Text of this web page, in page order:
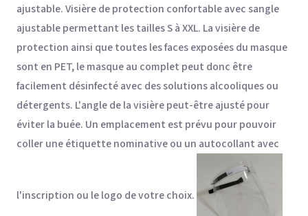
ajustable. Visière de protection confortable avec sangle
ajustable permettant les tailles S à XXL. La visière de
protection ainsi que toutes les faces exposées du masque
sont en PET, le masque au complet peut donc être
facilement désinfecté avec des solutions alcooliques ou
détergents. L'angle de la visière peut-être ajusté pour
éviter la buée. Un emplacement est prévu pour pouvoir
coller une étiquette nominative ou un autocollant avec
l'inscription ou le logo de votre choix.